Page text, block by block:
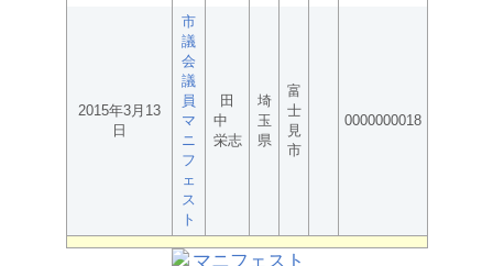
2015年3月13
日
市
議
会
議
員
マ
ニ
フ
ェ
ス
ト
田
中
栄志
埼
玉
県
富
士
見
市
0000000018